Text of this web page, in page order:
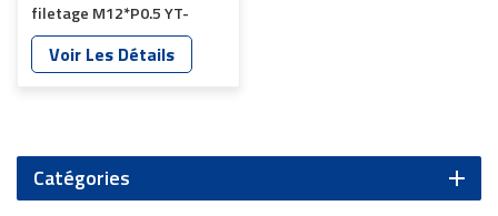
filetage M12*P0.5 YT-
1736P-H8
Voir Les Détails
Catégories